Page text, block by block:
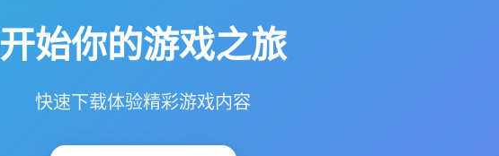
开始你的游戏之旅
快速下载体验精彩游戏内容